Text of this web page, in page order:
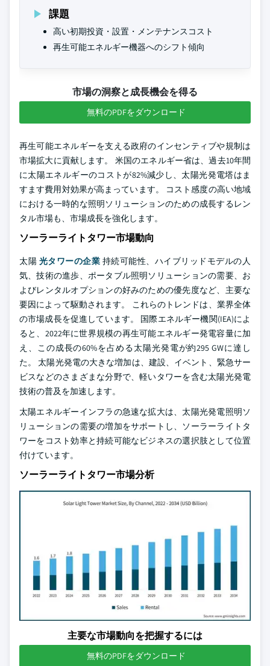
課題
高い初期投資・設置・メンテナンスコスト
再生可能エネルギー機器へのシフト傾向
市場の洞察と成長機会を得る
無料のPDFをダウンロード
再生可能エネルギーを支える政府のインセンティブや規制は
市場拡大に貢献します。 米国のエネルギー省は、過去10年間
に太陽エネルギーのコストが82%減少し、太陽光発電塔はま
すます費用対効果が高まっています。 コスト感度の高い地域
における一時的な照明ソリューションのための成長するレン
タル市場も、市場成長を強化します。
ソーラーライトタワー市場動向
太陽 光タワーの企業 持続可能性、ハイブリッドモデルの人
気、技術の進歩、ポータブル照明ソリューションの需要、お
よびレンタルオプションの好みのための優先度など、主要な
要因によって駆動されます。 これらのトレンドは、業界全体
の市場成長を促進しています。 国際エネルギー機関(IEA)によ
ると、2022年に世界規模の再生可能エネルギー発電容量に加
え、この成長の60%を占める太陽光発電が約295 GWに達し
た。 太陽光発電の大きな増加は、建設、イベント、緊急サー
ビスなどのさまざまな分野で、軽いタワーを含む太陽光発電
技術の普及を加速します。
太陽エネルギーインフラの急速な拡大は、太陽光発電照明ソ
リューションの需要の増加をサポートし、ソーラーライトタ
ワーをコスト効率と持続可能なビジネスの選択肢として位置
付けています。
ソーラーライトタワー市場分析
主要な市場動向を把握するには
無料のPDFをダウンロード